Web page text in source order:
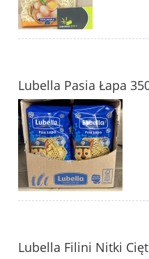
Lubella Pasia Łapa
Lubella Filini Nitki